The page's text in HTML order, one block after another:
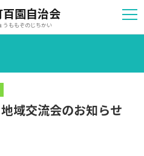
園自治会
うももぞのじちかい
域交流会のお知らせ